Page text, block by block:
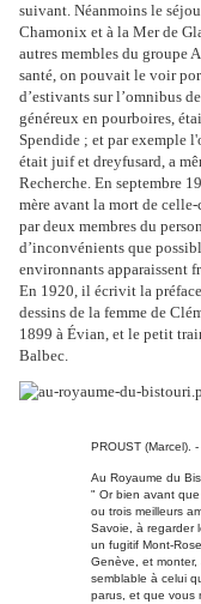
suivant. Néanmoins le
Chamonix et à la Mer de
autres membles du groupe
santé, on pouvait le voir
d’estivants sur l’omnibus
généreux en pourboires,
Spendide ; et par exemple
était juif et dreyfusard, a
Recherche. En septembre
mère avant la mort de
par deux membres du
d’inconvénients que
environnants apparaissent
En 1920, il écrivit la
dessins de la femme de
1899 à Évian, et le petit
Balbec.
PROUST (Marcel).
Au Royaume du
" Or bien avant
ou trois meilleurs
Savoie, à regarder
un fugitif Mont-
Genève, et
semblable à celui
parus, et que vous